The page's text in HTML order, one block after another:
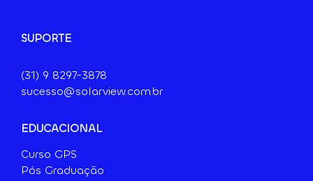
SUPORTE
(31) 9 8297-3878
sucesso@solarview.com.br
EDUCACIONAL
Curso GPS
Pós Graduação